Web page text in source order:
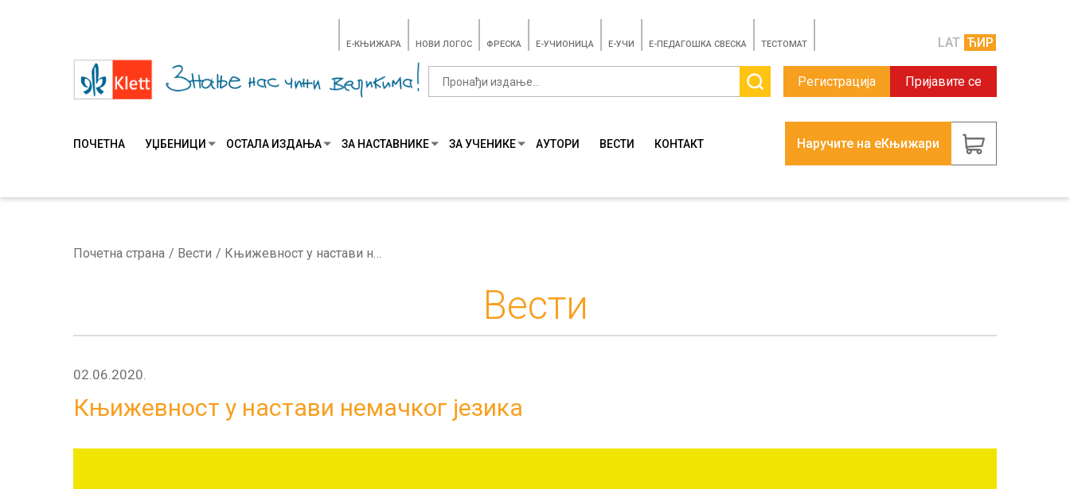
E-КЊИЖАРА НОВИ ЛОГОС ФРЕСКА E-УЧИОНИЦА E-УЧИ Е-ПЕДАГОШКА СВЕСКА TЕСТОМАТ LAT ЋИР
Регистрација Пријавите се
ПОЧЕТНА УЏБЕНИЦИ ОСТАЛА ИЗДАЊА ЗА НАСТАВНИКЕ ЗА УЧЕНИКЕ АУТОРИ ВЕСТИ КОНТАКТ Наручите на еКњижари
Почетна страна Вести Књижевност у настави немачког језика
Вести
02.06.2020.
Књижевност у настави немачког језика